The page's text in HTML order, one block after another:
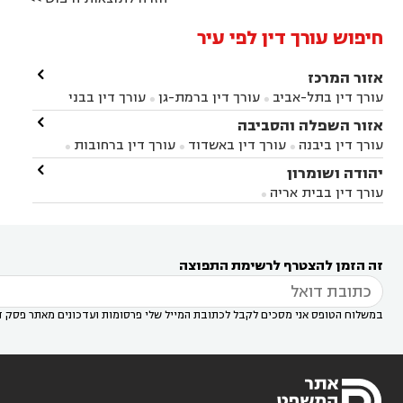
חיפוש עורך דין לפי עיר
אזור המרכז
עורך דין בתל-אביב  עורך דין ברמת-גן 
עורך דין בבני
ברק עורך דין בפתח תקווה עורך דין בראשון לציון
עורך דין ברחובות עורך דין בנס ציונה
במודיעין
עורך דין בהרצליה עורך דין בחולון
עורך
דין בקרית אונו
אונו
עורך דין בבת ים
דין בשוהם 

אזור השפלה והסביבה
עורך דין ביבנה  עורך דין באשדוד  עורך דין ברחובות 
עורך דין בראשון לציון עורך דין במודיעין
עורך דין
בבאר יעקב
עורך דין בגדרה

יהודה ושומרון
עורך דין בבית אריה 

זה הזמן להצטרף לרשימת התפוצה
במשלוח הטופס אני מסכים לקבל לכתובת המייל שלי פרסומות ועדכונים מאתר פסק